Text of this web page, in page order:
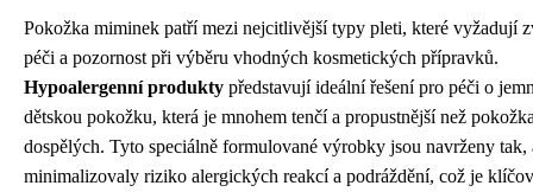
Pokožka miminek patří mezi nejcitlivější typy pleti, které vyžadují
péči a pozornost při výběru vhodných kosmetických přípravků.
Hypoalergenní produkty představují ideální řešení pro péči o
dětskou pokožku, která je mnohem tenčí a propustnější než
dospělých. Tyto speciálně formulované výrobky jsou navrženy tak,
minimalizovaly riziko alergických reakcí a podráždění, což je